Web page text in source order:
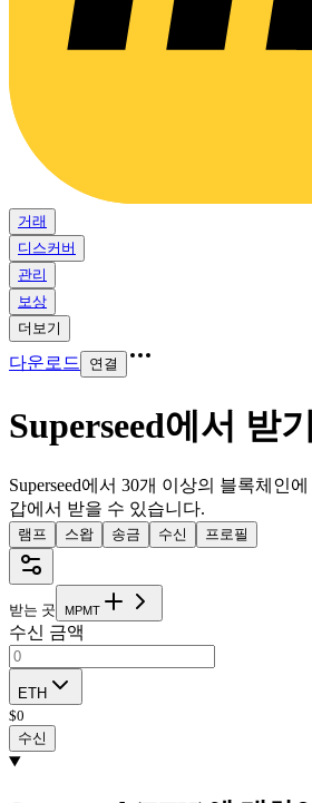
거래
디스커버
관리
보상
더보기
다운로드 연결
Superseed에서 받기
Superseed에서 30개 이상의 블록체인
갑에서 받을 수 있습니다.
램프 스왑 송금 수신 프로필
받는 곳 MPMT
수신 금액
ETH
$0
수신